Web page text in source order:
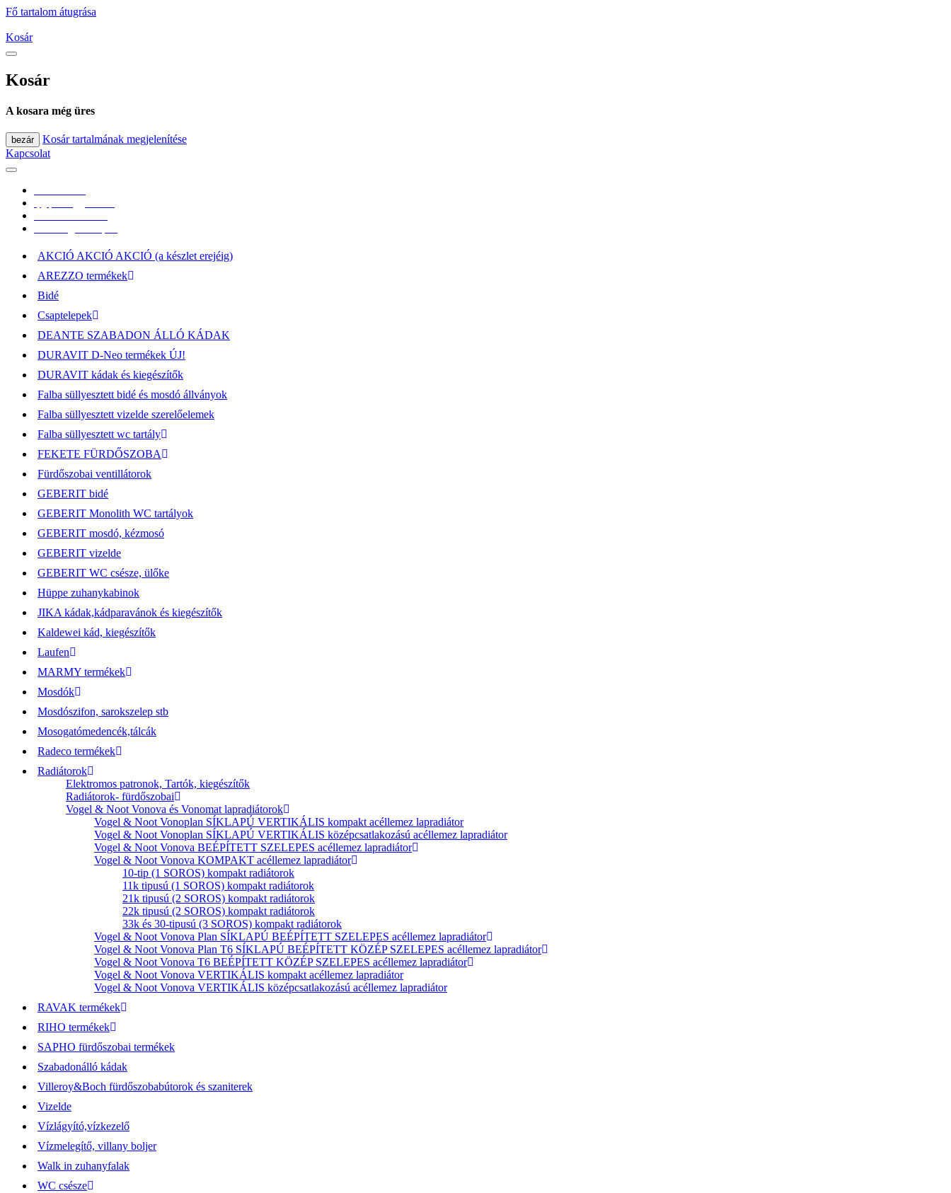
Fő tartalom átugrása
Kosár
Kosár
A kosara még üres
bezár
Kosár tartalmának megjelenítése
Kapcsolat
AKCIÓ AKCIÓ AKCIÓ (a készlet erejéig)
AREZZO termékek
Bidé
Csaptelepek
DEANTE SZABADON ÁLLÓ KÁDAK
DURAVIT D-Neo termékek ÚJ!
DURAVIT kádak és kiegészítők
Falba süllyesztett bidé és mosdó állványok
Falba süllyesztett vizelde szerelőelemek
Falba süllyesztett wc tartály
FEKETE FÜRDŐSZOBA
Fürdőszobai ventillátorok
GEBERIT bidé
GEBERIT Monolith WC tartályok
GEBERIT mosdó, kézmosó
GEBERIT vizelde
GEBERIT WC csésze, ülőke
Hüppe zuhanykabinok
JIKA kádak,kádparavánok és kiegészítők
Kaldewei kád, kiegészítők
Laufen
MARMY termékek
Mosdók
Mosdószifon, sarokszelep stb
Mosogatómedencék,tálcák
Radeco termékek
Radiátorok
Elektromos patronok, Tartók, kiegészítők
Radiátorok- fürdőszobai
Vogel & Noot Vonova és Vonomat lapradiátorok
Vogel & Noot Vonoplan SÍKLAPÚ VERTIKÁLIS kompakt acéllemez lapradiátor
Vogel & Noot Vonoplan SÍKLAPÚ VERTIKÁLIS középcsatlakozású acéllemez lapradiátor
Vogel & Noot Vonova BEÉPÍTETT SZELEPES acéllemez lapradiátor
Vogel & Noot Vonova KOMPAKT acéllemez lapradiátor
10-tip (1 SOROS) kompakt radiátorok
11k tipusú (1 SOROS) kompakt radiátorok
21k tipusú (2 SOROS) kompakt radiátorok
22k tipusú (2 SOROS) kompakt radiátorok
33k és 30-tipusú (3 SOROS) kompakt radiátorok
Vogel & Noot Vonova Plan SÍKLAPÚ BEÉPÍTETT SZELEPES acéllemez lapradiátor
Vogel & Noot Vonova Plan T6 SÍKLAPÚ BEÉPÍTETT KÖZÉP SZELEPES acéllemez lapradiátor
Vogel & Noot Vonova T6 BEÉPÍTETT KÖZÉP SZELEPES acéllemez lapradiátor
Vogel & Noot Vonova VERTIKÁLIS kompakt acéllemez lapradiátor
Vogel & Noot Vonova VERTIKÁLIS középcsatlakozású acéllemez lapradiátor
RAVAK termékek
RIHO termékek
SAPHO fürdőszobai termékek
Szabadonálló kádak
Villeroy&Boch fürdőszobabútorok és szaniterek
Vizelde
Vízlágyító,vízkezelő
Vízmelegítő, villany boljer
Walk in zuhanyfalak
WC csésze